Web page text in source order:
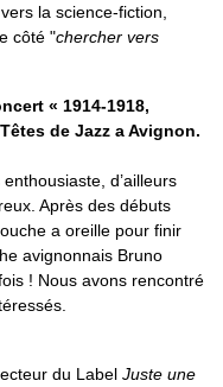
la science-fiction,
côté "chercher vers
« 1914-1918,
de Jazz a Avignon.
enthousiaste, d’ailleurs
Après des débuts
a oreille pour finir
avignonnais Bruno
! Nous avons rencontré
du Label Juste une